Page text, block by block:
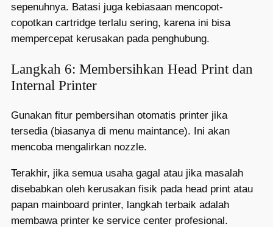
sepenuhnya. Batasi juga kebiasaan mencopot-
copotkan cartridge terlalu sering, karena ini bisa
mempercepat kerusakan pada penghubung.
Langkah 6: Membersihkan Head Print dan
Internal Printer
Gunakan fitur pembersihan otomatis printer jika
tersedia (biasanya di menu maintance). Ini akan
mencoba mengalirkan nozzle.
Terakhir, jika semua usaha gagal atau jika masalah
disebabkan oleh kerusakan fisik pada head print atau
papan mainboard printer, langkah terbaik adalah
membawa printer ke service center profesional.